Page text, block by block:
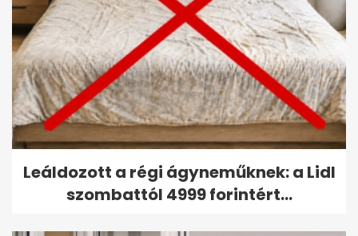
Leáldozott a régi ágyneműknek: a Lidl
szombattól 4999 forintért...